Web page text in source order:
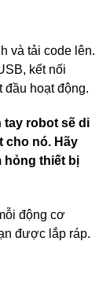
và tải code lên.
kết nối
đầu hoạt động.
tay robot sẽ di
cho nó. Hãy
hỏng thiết bị
động cơ
được lắp ráp.